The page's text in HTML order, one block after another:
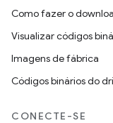
Como fazer o
Visualizar códigos
Imagens de fábrica
Códigos binários do
CONECTE-SE